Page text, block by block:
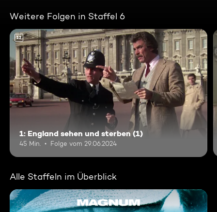
Weitere Folgen in Staffel 6
12
1: England sehen und sterben (1)
45 Min. Folge vom 29.06.2024
Alle Staffeln im Überblick